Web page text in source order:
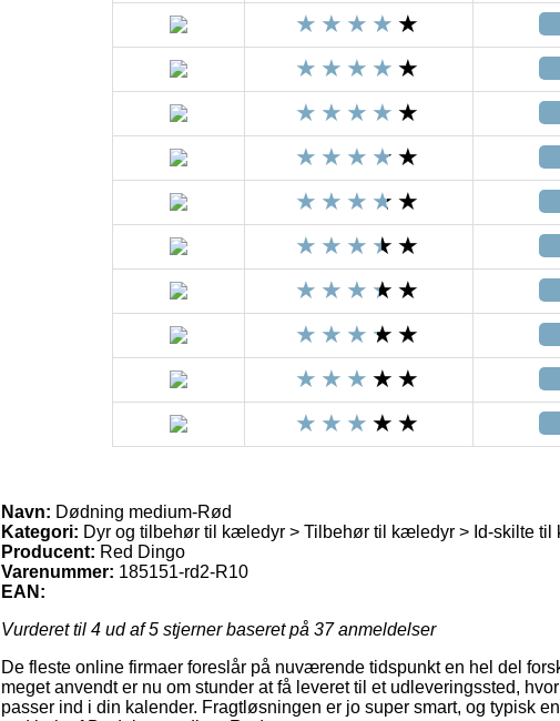
Navn: Dødning medium-Rød
Kategori: Dyr og tilbehør til kæledyr > Tilbehør til kæledyr > Id-skilte
Producent: Red Dingo
Varenummer: 185151-rd2-R10
EAN:
Vurderet til 4 ud af 5 stjerner baseret på 37anmeldelser
De fleste online firmaer foreslår på nuværende tidspunkt en hel del
meget anvendt er nu om stunder at få leveret til et udleveringssted,
passer ind i din kalender. Fragtløsningen er jo super smart, og typisk